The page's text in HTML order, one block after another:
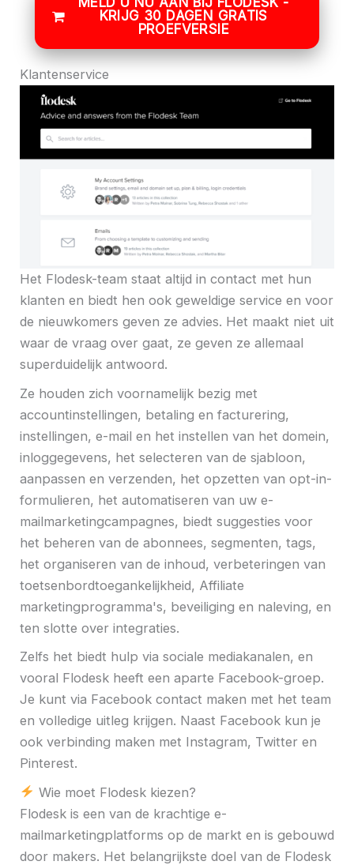
KRIJG 30 DAGEN GRATIS
PROEFVERSIE
Klantenservice
Het Flodesk-team staat altijd in contact met hun
klanten en biedt hen ook geweldige service en voor
de nieuwkomers geven ze advies. Het maakt niet uit
waar de vraag over gaat, ze geven ze allemaal
superduidelijk antwoord.
Ze houden zich voornamelijk bezig met
accountinstellingen, betaling en facturering,
instellingen, e-mail en het instellen van het domein,
inloggegevens, het selecteren van de sjabloon,
aanpassen en verzenden, het opzetten van opt-in-
formulieren, het automatiseren van uw e-
mailmarketingcampagnes, biedt suggesties voor
het beheren van de abonnees, segmenten, tags,
het organiseren van de inhoud, verbeteringen van
toetsenbordtoegankelijkheid, Affiliate
marketingprogramma's, beveiliging en naleving, en
ten slotte over integraties.
Zelfs het biedt hulp via sociale mediakanalen, en
vooral Flodesk heeft een aparte Facebook-groep.
Je kunt via Facebook contact maken met het team
en volledige uitleg krijgen. Naast Facebook kun je
ook verbinding maken met Instagram, Twitter en
Pinterest.
Wie moet Flodesk kiezen?
Flodesk is een van de krachtige e-
mailmarketingplatforms op de markt en is gebouwd
door makers. Het belangrijkste doel van de Flodesk